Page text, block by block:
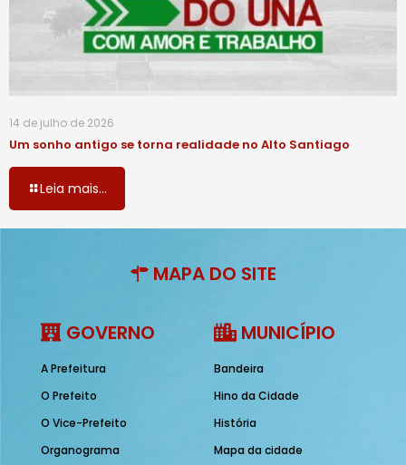
14 de julho de 2026
Um sonho antigo se torna realidade no Alto Santiago
Leia mais...
MAPA DO SITE
GOVERNO
A Prefeitura
O Prefeito
O Vice-Prefeito
Organograma
MUNICÍPIO
Bandeira
Hino da Cidade
História
Mapa da cidade